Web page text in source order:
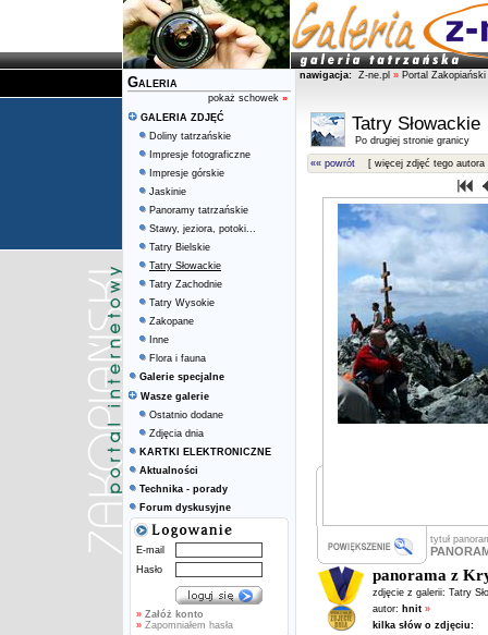
Galeria
pokaż schowek »
GALERIA ZDJĘĆ
Doliny tatrzańskie
Impresje fotograficzne
Impresje górskie
Jaskinie
Panoramy tatrzańskie
Stawy, jeziora, potoki...
Tatry Bielskie
Tatry Słowackie
Tatry Zachodnie
Tatry Wysokie
Zakopane
Inne
Flora i fauna
Galerie specjalne
Wasze galerie
Ostatnio dodane
Zdjęcia dnia
KARTKI ELEKTRONICZNE
Aktualności
Technika - porady
Forum dyskusyjne
E-mail
Hasło
» Załóż konto
» Zapomniałem hasła
nawigacja: Z-ne.pl » Portal Zakopiański
Tatry Słowackie
Po drugiej stronie granicy
«« powrót [ więcej zdjęć tego autora
tytuł
panorama z
zdjęcie z galerii: Tatry
autor: hnit »
kilka słów o zdjęciu: